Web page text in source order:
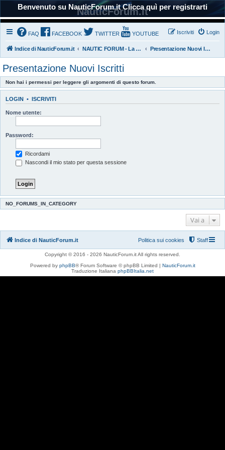
Benvenuto su NauticForum.it Clicca quì per registrarti
NauticForum.it
FAQ FACEBOOK TWITTER YOUTUBE Login
Iscriviti
Indice di NauticForum.it NAUTIC FORUM - La nostra Comunità Presentazione Nuovi Iscritti
Presentazione Nuovi Iscritti
Non hai i permessi per leggere gli argomenti di questo forum.
LOGIN • ISCRIVITI
Nome utente:
Password:
Ricordami
Nascondi il mio stato per questa sessione
NO_FORUMS_IN_CATEGORY
Vai a
Indice di NauticForum.it Staff
Politica sui cookies
Copyright © 2016 - 2026 NauticForum.it All rights reserved.
Powered by phpBB® Forum Software © phpBB Limited | NauticForum.it
Traduzione Italiana phpBBItalia.net